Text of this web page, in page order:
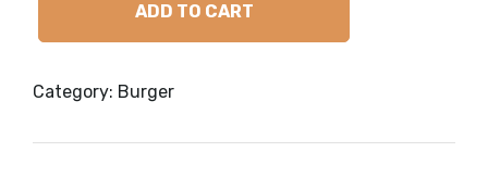
ADD TO CART
Category: Burger